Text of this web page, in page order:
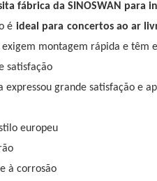
é ideal para concertos ao ar
montagem rápida e têm
satisfação
grande satisfação e
europeu
à corrosão